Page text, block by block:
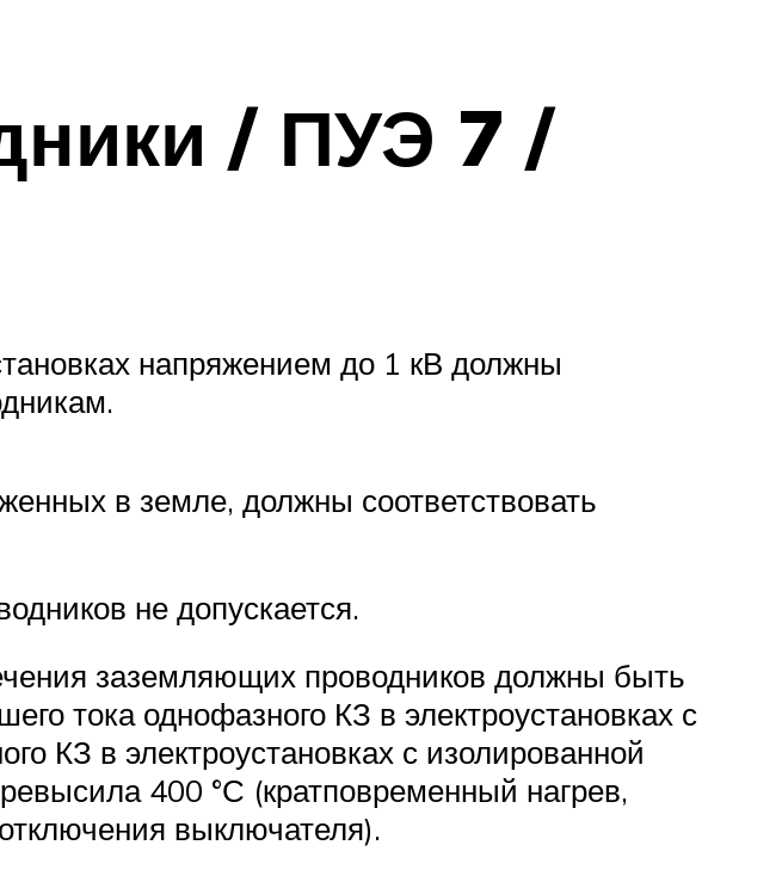
/ ПУЭ 7 /
напряжением до 1 кВ должны
в земле, должны соответствовать
не допускается.
заземляющих проводников должны быть
тока однофазного КЗ в электроустановках с
КЗ в электроустановках с изолированной
400 °С (кратповременный нагрев,
выключателя).